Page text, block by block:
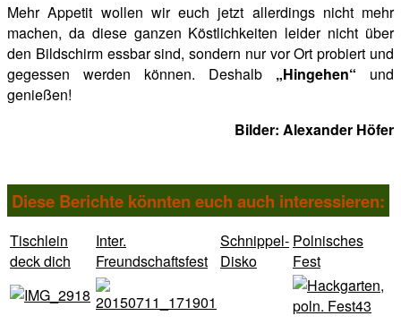
Mehr Appetit wollen wir euch jetzt allerdings nicht mehr
machen, da diese ganzen Köstlichkeiten leider nicht über
den Bildschirm essbar sind, sondern nur vor Ort probiert und
gegessen werden können. Deshalb „Hingehen“ und
genießen!
Bilder: Alexander Höfer
Diese Berichte könnten euch auch interessieren:
Tischlein
deck dich
Inter.
Freundschaftsfest
Schnippel-
Disko
Polnisches
Fest